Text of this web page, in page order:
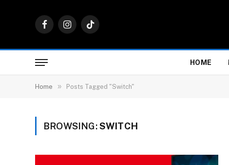
FacebookInstagramTikTok
HOME
Home » Posts Tagged "Switch"
BROWSING:SWITCH